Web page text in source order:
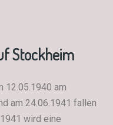
Stockheim
12.05.1940 am
am 24.06.1941 fallen
wird eine